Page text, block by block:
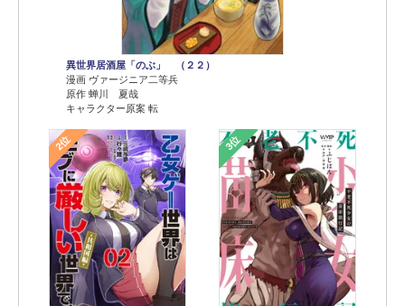
異世界居酒屋「のぶ」 （２２）
漫画 ヴァージニア二等兵
原作 蝉川 夏哉
キャラクター原案 転
2位 3位